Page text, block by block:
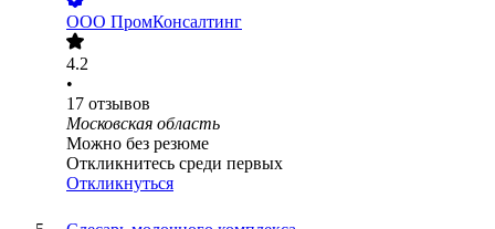
ООО ПромКонсалтинг
4.2
•
17 отзывов
Московская область
Можно без резюме
Откликнитесь среди первых
Откликнуться